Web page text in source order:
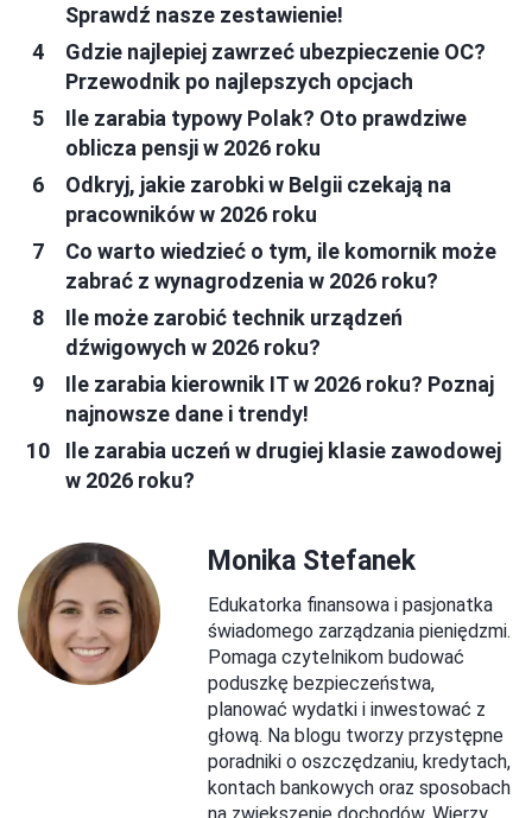
Sprawdź nasze zestawienie!
Gdzie najlepiej zawrzeć ubezpieczenie OC?
Przewodnik po najlepszych opcjach
Ile zarabia typowy Polak? Oto prawdziwe
oblicza pensji w 2026 roku
Odkryj, jakie zarobki w Belgii czekają na
pracowników w 2026 roku
Co warto wiedzieć o tym, ile komornik może
zabrać z wynagrodzenia w 2026 roku?
Ile może zarobić technik urządzeń
dźwigowych w 2026 roku?
Ile zarabia kierownik IT w 2026 roku? Poznaj
najnowsze dane i trendy!
Ile zarabia uczeń w drugiej klasie zawodowej
w 2026 roku?
Monika Stefanek
Edukatorka finansowa i pasjonatka
świadomego zarządzania pieniędzmi.
Pomaga czytelnikom budować
poduszkę bezpieczeństwa,
planować wydatki i inwestować z
głową. Na blogu tworzy przystępne
poradniki o oszczędzaniu, kredytach,
kontach bankowych oraz sposobach